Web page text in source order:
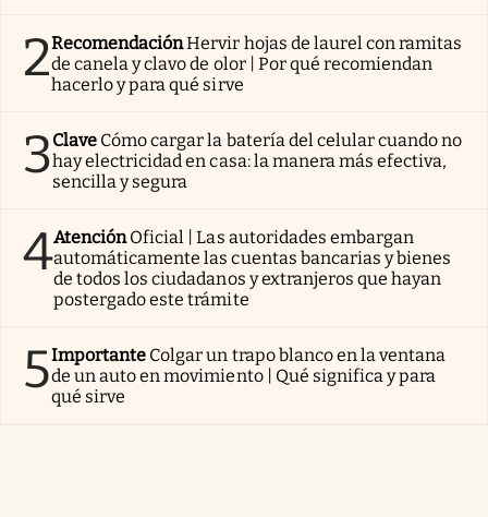
2RecomendaciónHervir hojas de laurel con ramitas
de canela y clavo de olor | Por qué recomiendan
hacerlo y para qué sirve
3Clave Cómo cargar la batería del celular cuando no
hay electricidad en casa: la manera más efectiva,
sencilla y segura
4AtenciónOficial | Las autoridades embargan
automáticamente las cuentas bancarias y bienes
de todos los ciudadanos y extranjeros que hayan
postergado este trámite
5Importante Colgar un trapo blanco en la ventana
de un auto en movimiento | Qué significa y para
qué sirve